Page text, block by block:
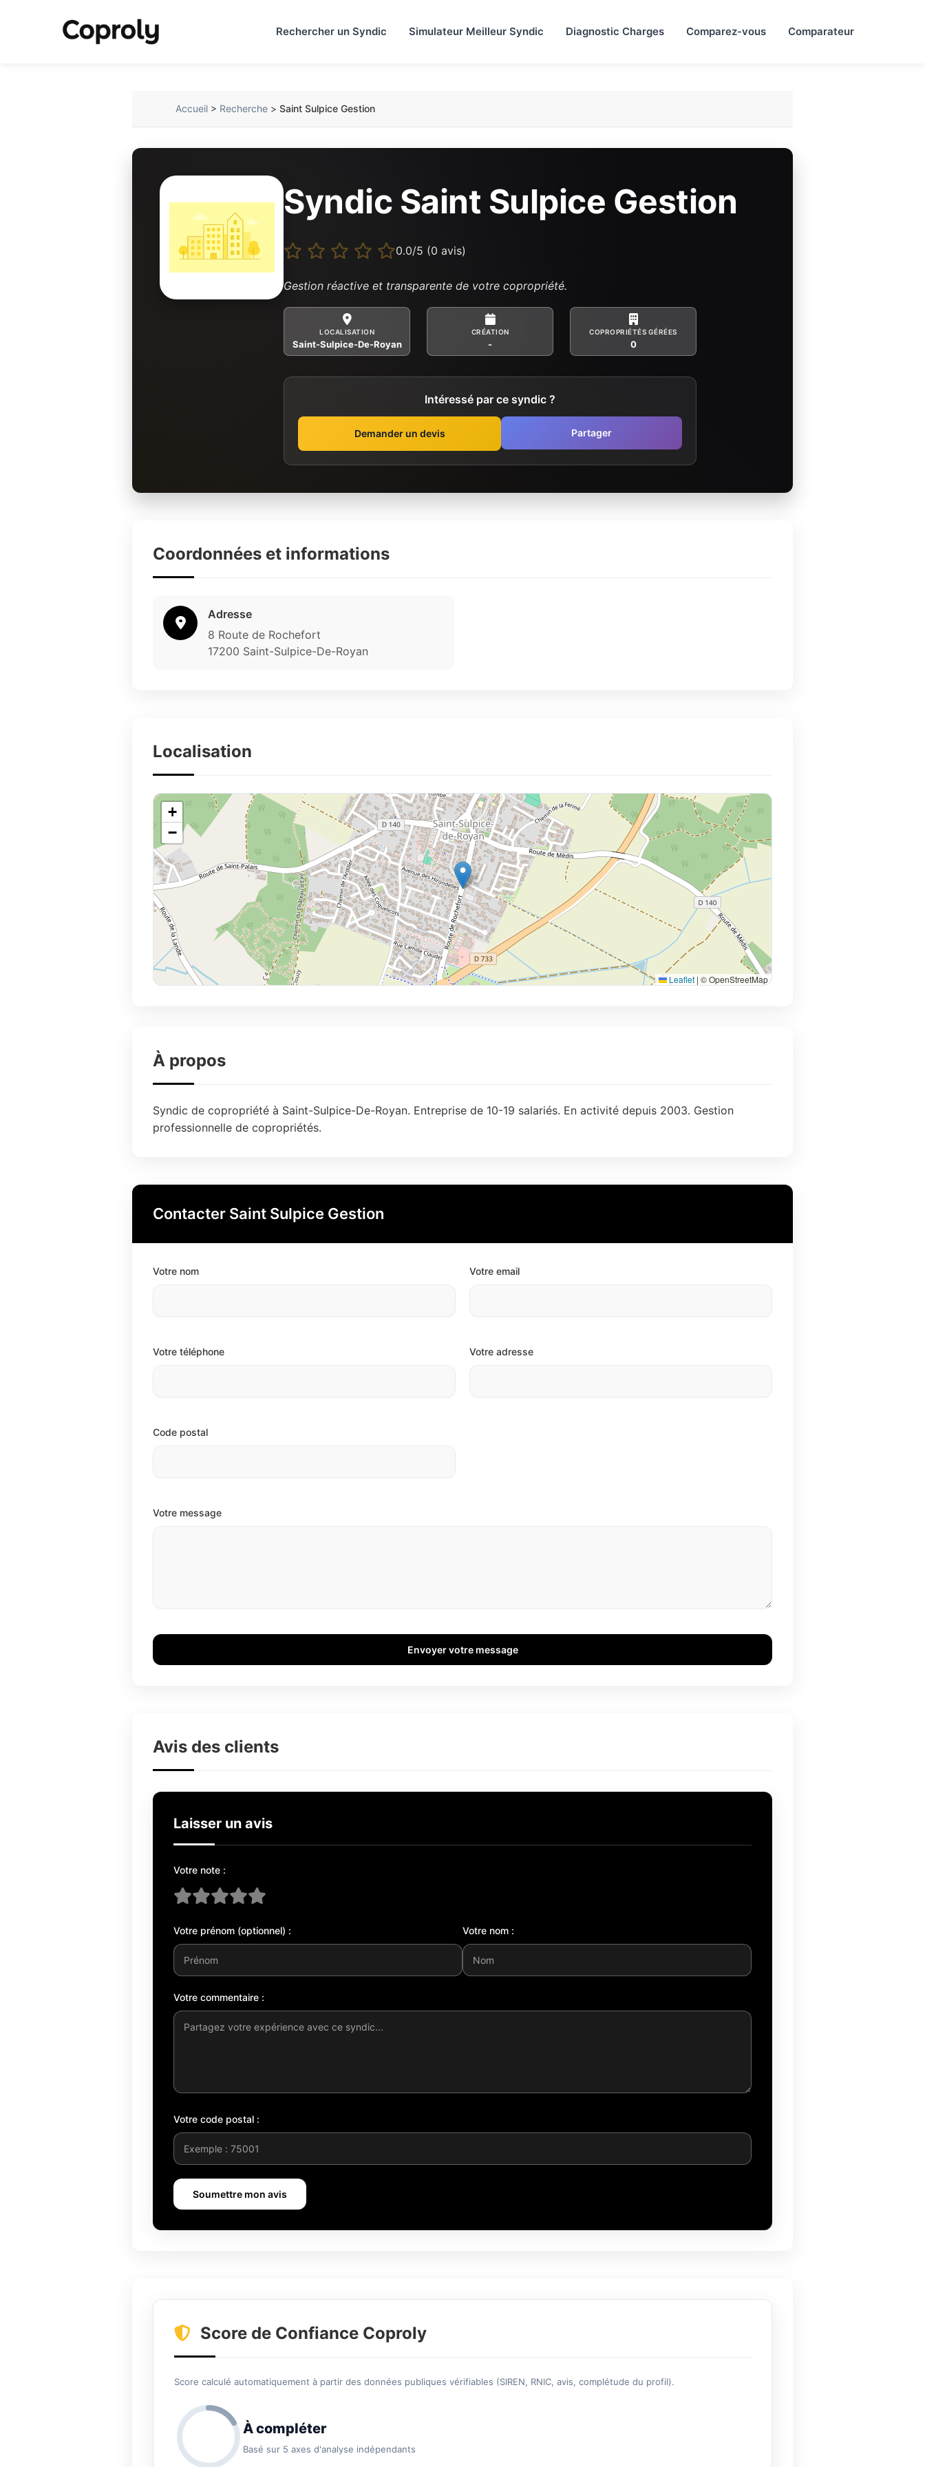
Rechercher un Syndic Simulateur Meilleur Syndic Diagnostic Charges Comparez-vous Comparateur
Accueil > Recherche > Saint Sulpice Gestion
Syndic Saint Sulpice Gestion
0.0/5 (0 avis)
Gestion réactive et transparente de votre copropriété.
LOCALISATION
Saint-Sulpice-De-Royan
CRÉATION
-
COPROPRIÉTÉS GÉRÉES
0
Intéressé par ce syndic ?
Demander un devis Partager
Coordonnées et informations
Adresse
8 Route de Rochefort
17200 Saint-Sulpice-De-Royan
Localisation
+
−
Leaflet | © OpenStreetMap
À propos
Syndic de copropriété à Saint-Sulpice-De-Royan. Entreprise de 10-19 salariés. En activité depuis 2003. Gestion
professionnelle de copropriétés.
Contacter Saint Sulpice Gestion
Votre nom Votre email
Votre téléphone Votre adresse
Code postal
Votre message
Envoyer votre message
Avis des clients
Laisser un avis
Votre note :
Votre prénom (optionnel) : Votre nom :
Votre commentaire :
Votre code postal :
Soumettre mon avis
Score de Confiance Coproly
Score calculé automatiquement à partir des données publiques vérifiables (SIREN, RNIC, avis, complétude du profil).
À compléter
Basé sur 5 axes d'analyse indépendants